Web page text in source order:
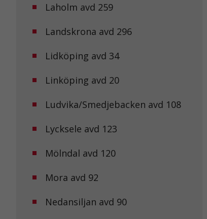
Laholm avd 259
Landskrona avd 296
Lidköping avd 34
Linköping avd 20
Ludvika/Smedjebacken avd 108
Lycksele avd 123
Mölndal avd 120
Mora avd 92
Nedansiljan avd 90